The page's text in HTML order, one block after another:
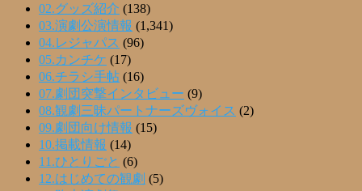
02.グッズ紹介 (138)
03.演劇公演情報 (1,341)
04.レジャパス (96)
05.カンチケ (17)
06.チラシ手帖 (16)
07.劇団突撃インタビュー (9)
08.観劇三昧パートナーズヴォイス (2)
09.劇団向け情報 (15)
10.掲載情報 (14)
11.ひとりごと (6)
12.はじめての観劇 (5)